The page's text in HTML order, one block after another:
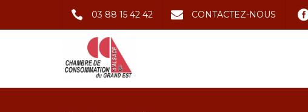
03 88 15 42 42 CONTACTEZ-NOUS